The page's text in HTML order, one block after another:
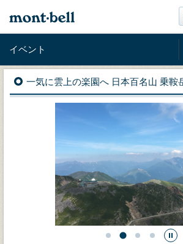
イベント
一気に雲上の楽園へ 日本百名山 乗鞍